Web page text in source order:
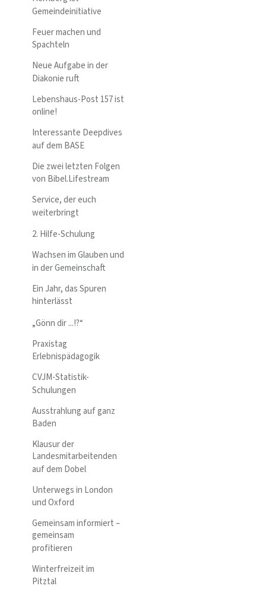
Gemeindeinitiative
Feuer machen und
Spachteln
Neue Aufgabe in der
Diakonie ruft
Lebenshaus-Post 157 ist
online!
Interessante Deepdives
auf dem BASE
Die zwei letzten Folgen
von Bibel.Lifestream
Service, der euch
weiterbringt
2. Hilfe-Schulung
Wachsen im Glauben und
in der Gemeinschaft
Ein Jahr, das Spuren
hinterlässt
„Gönn dir ...!?“
Praxistag
Erlebnispädagogik
CVJM-Statistik-
Schulungen
Ausstrahlung auf ganz
Baden
Klausur der
Landesmitarbeitenden
auf dem Dobel
Unterwegs in London
und Oxford
Gemeinsam informiert –
gemeinsam
profitieren
Winterfreizeit im
Pitztal